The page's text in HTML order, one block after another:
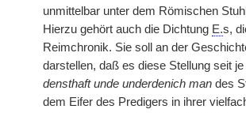
unmittelbar unter dem Römischen
Hierzu gehört auch die Dichtung E.s,
Reimchronik. Sie soll an der
darstellen, daß es diese Stellung seit
densthaft unde underdenich man des
dem Eifer des Predigers in ihrer